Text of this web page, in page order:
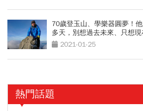
70歲登玉山、學樂器圓夢！
多天，別想過去未來、只想現
2021-01-25
熱門話題